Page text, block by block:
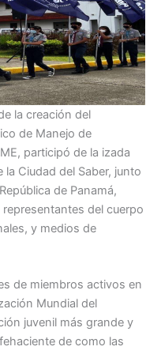
la creación del
de Manejo de
participó de la izada
Ciudad del Saber, junto
de Panamá,
del cuerpo
y medios de
de miembros activos en
Mundial del
juvenil más grande y
de como las